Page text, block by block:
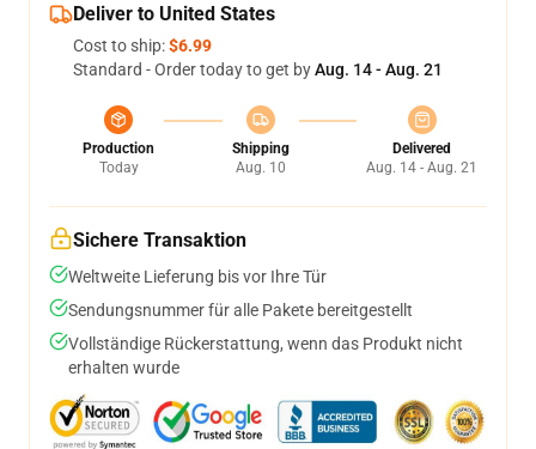
Deliver to United States
Cost to ship:$6.99
Standard - Order today to get byAug. 14 - Aug. 21
Production
Today
Shipping
Aug. 10
Delivered
Aug. 14 - Aug. 21
Sichere Transaktion
Weltweite Lieferung bis vor Ihre Tür
Sendungsnummer für alle Pakete bereitgestellt
Vollständige Rückerstattung, wenn das Produkt nicht
erhalten wurde